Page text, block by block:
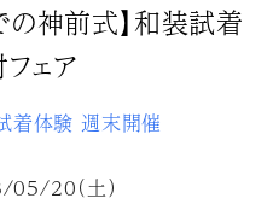
の神前式】和装試着
ェア
着体験 週末開催
05/20（土）